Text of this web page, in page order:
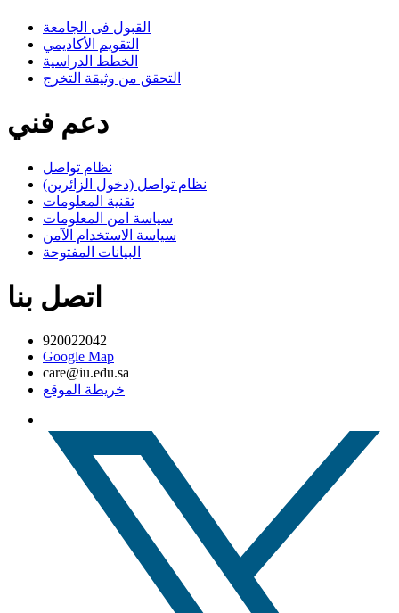
القبول فى الجامعة
التقويم الأكاديمي
الخطط الدراسية
التحقق من وثيقة التخرج
دعم فني
نظام تواصل
نظام تواصل (دخول الزائرين)
تقنية المعلومات
سياسة امن المعلومات
سياسة الاستخدام الآمن
البيانات المفتوحة
اتصل بنا
920022042
Google Map
care@iu.edu.sa
خريطة الموقع